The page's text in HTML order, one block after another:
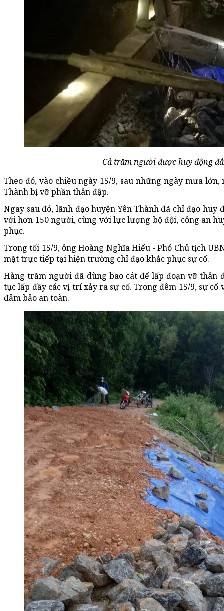
Cả trăm người được huy động
Theo đó, vào chiều ngày 15/9, sau những ngày mưa
Thành bị vỡ phần thân đập.
Ngay sau đó, lãnh đạo huyện Yên Thành đã chỉ đạo
với hơn 150 người, cùng với lực lượng bộ đội, công an
phục.
Trong tối 15/9, ông Hoàng Nghĩa Hiếu - Phó Chủ tịch
mặt trực tiếp tại hiện trường chỉ đạo khắc phục sự cố.
Hàng trăm người đã dùng bao cát để lấp đoạn vỡ thân
tục lấp đầy các vị trí xảy ra sự cố. Trong đêm 15/9, sự
đảm bảo an toàn.